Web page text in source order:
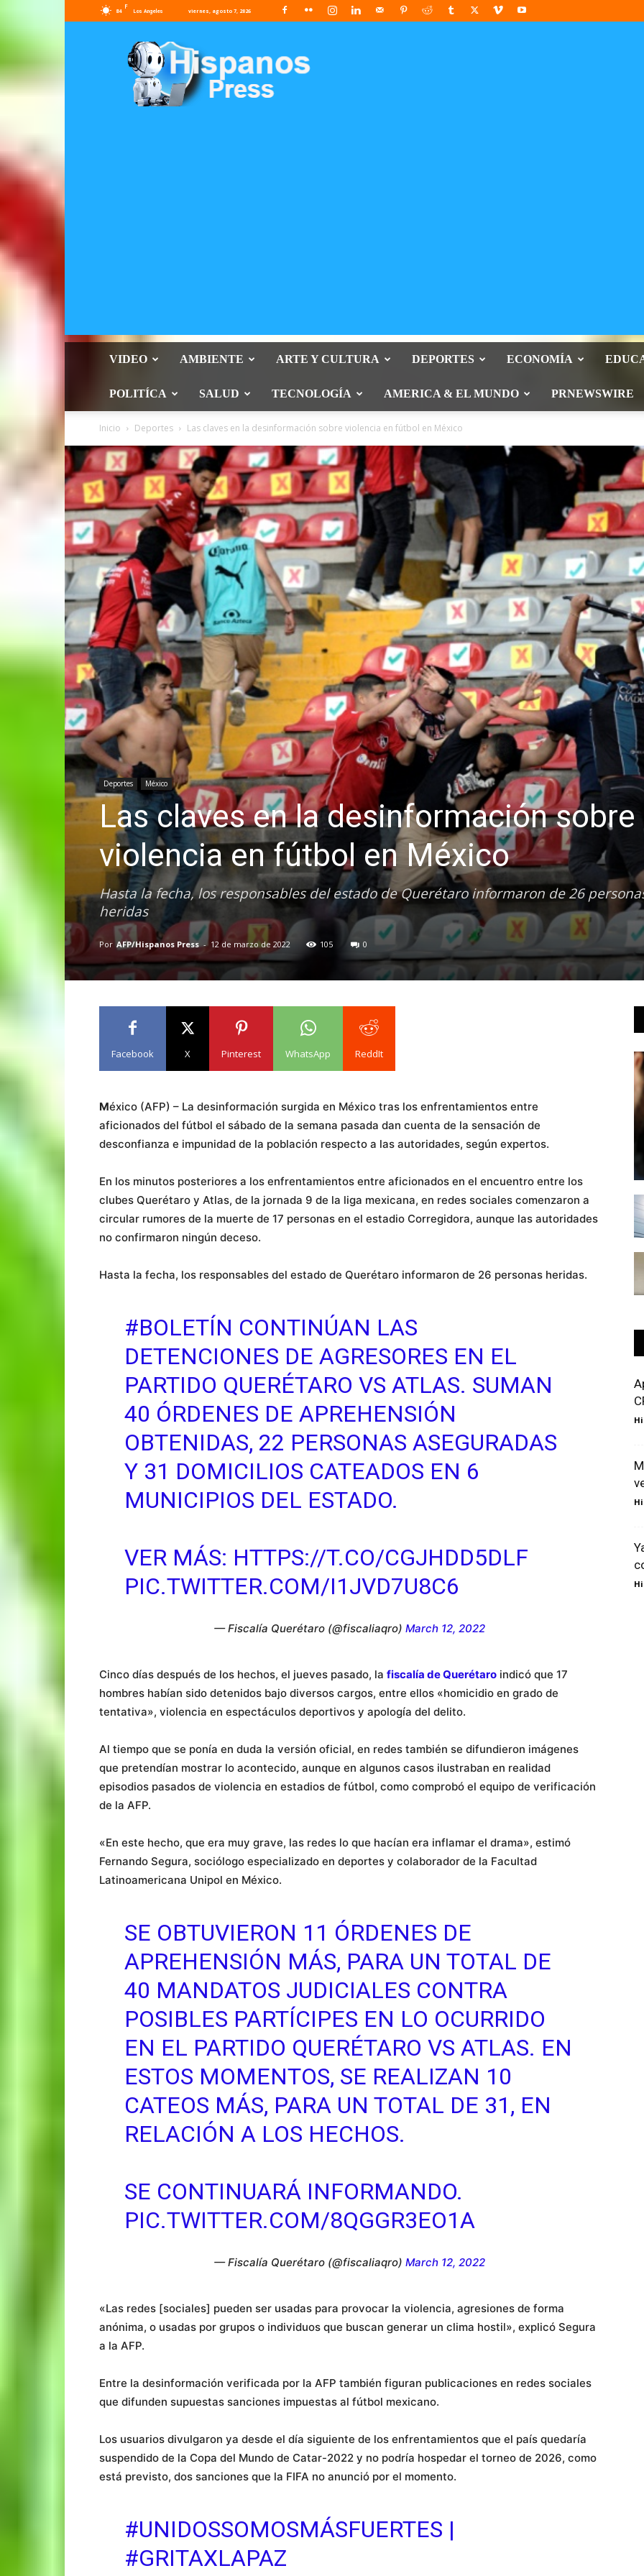
84
F
Los Angeles viernes, agosto 7, 2026
Press
VIDEO AMBIENTE ARTE Y CULTURA DEPORTES ECONOMÍA
POLITÍCA SALUD TECNOLOGÍA AMERICA & EL MUNDO PRNEWSWIRE
Inicio Deportes Las claves en la desinformación sobre violencia en fútbol en México
Deportes México
Las claves en la desinformación sobre
violencia en fútbol en México
Hasta la fecha, los responsables del estado de Querétaro informaron de 26
heridas
Por AFP/Hispanos Press - 12 de marzo de 2022 105 0
Facebook X Pinterest WhatsApp ReddIt
México (AFP) – La desinformación surgida en México tras los enfrentamientos entre
aficionados del fútbol el sábado de la semana pasada dan cuenta de la sensación de
desconfianza e impunidad de la población respecto a las autoridades, según expertos.
En los minutos posteriores a los enfrentamientos entre aficionados en el encuentro entre los
clubes Querétaro y Atlas, de la jornada 9 de la liga mexicana, en redes sociales comenzaron a
circular rumores de la muerte de 17 personas en el estadio Corregidora, aunque las autoridades
no confirmaron ningún deceso.
Hasta la fecha, los responsables del estado de Querétaro informaron de 26 personas heridas.
#BOLETÍN CONTINÚAN LAS
DETENCIONES DE AGRESORES EN EL
PARTIDO QUERÉTARO VS ATLAS. SUMAN
40 ÓRDENES DE APREHENSIÓN
OBTENIDAS, 22 PERSONAS ASEGURADAS
Y 31 DOMICILIOS CATEADOS EN 6
MUNICIPIOS DEL ESTADO.
VER MÁS: HTTPS://T.CO/CGJHDD5DLF
PIC.TWITTER.COM/I1JVD7U8C6
— Fiscalía Querétaro (@fiscaliaqro) March 12, 2022
Cinco días después de los hechos, el jueves pasado, la fiscalía de Querétaro indicó que 17
hombres habían sido detenidos bajo diversos cargos, entre ellos «homicidio en grado de
tentativa», violencia en espectáculos deportivos y apología del delito.
Al tiempo que se ponía en duda la versión oficial, en redes también se difundieron imágenes
que pretendían mostrar lo acontecido, aunque en algunos casos ilustraban en realidad
episodios pasados de violencia en estadios de fútbol, como comprobó el equipo de verificación
de la AFP.
«En este hecho, que era muy grave, las redes lo que hacían era inflamar el drama», estimó
Fernando Segura, sociólogo especializado en deportes y colaborador de la Facultad
Latinoamericana Unipol en México.
SE OBTUVIERON 11 ÓRDENES DE
APREHENSIÓN MÁS, PARA UN TOTAL DE
40 MANDATOS JUDICIALES CONTRA
POSIBLES PARTÍCIPES EN LO OCURRIDO
EN EL PARTIDO QUERÉTARO VS ATLAS. EN
ESTOS MOMENTOS, SE REALIZAN 10
CATEOS MÁS, PARA UN TOTAL DE 31, EN
RELACIÓN A LOS HECHOS.
SE CONTINUARÁ INFORMANDO.
PIC.TWITTER.COM/8QGGR3EO1A
— Fiscalía Querétaro (@fiscaliaqro) March 12, 2022
«Las redes [sociales] pueden ser usadas para provocar la violencia, agresiones de forma
anónima, o usadas por grupos o individuos que buscan generar un clima hostil», explicó Segura
a la AFP.
Entre la desinformación verificada por la AFP también figuran publicaciones en redes sociales
que difunden supuestas sanciones impuestas al fútbol mexicano.
Los usuarios divulgaron ya desde el día siguiente de los enfrentamientos que el país quedaría
suspendido de la Copa del Mundo de Catar-2022 y no podría hospedar el torneo de 2026, como
está previsto, dos sanciones que la FIFA no anunció por el momento.
#UNIDOSSOMOSMÁSFUERTES |
#GRITAXLAPAZ